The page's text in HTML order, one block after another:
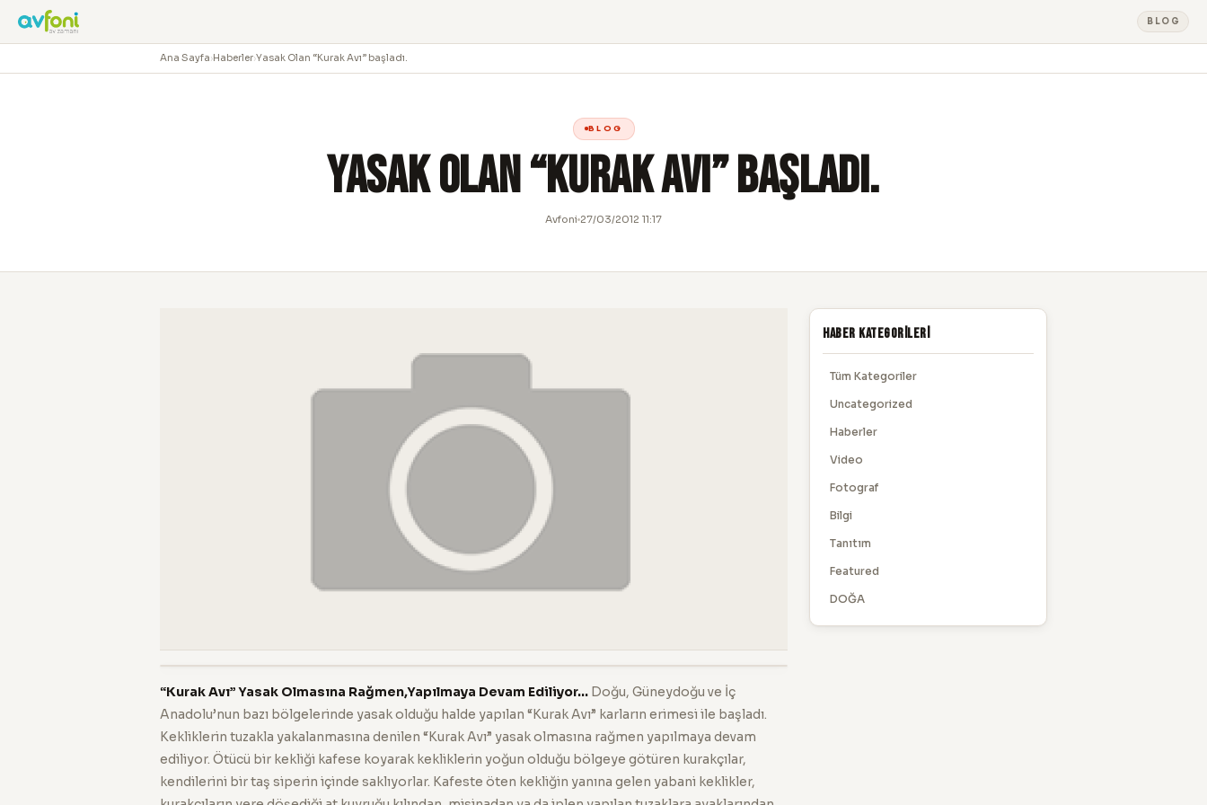
BLOG
Ana Sayfa›Haberler›Yasak Olan “Kurak Avı” başladı.
BLOG
Yasak Olan “Kurak Avı” başladı.
Avfoni 27/03/2012 11:17
“Kurak Avı” Yasak Olmasına Rağmen,Yapılmaya Devam Ediliyor... Doğu, Güneydoğu ve İç
Anadolu’nun bazı bölgelerinde yasak olduğu halde yapılan “Kurak Avı” karların erimesi ile başladı.
Kekliklerin tuzakla yakalanmasına denilen “Kurak Avı” yasak olmasına rağmen yapılmaya devam
ediliyor. Ötücü bir kekliği kafese koyarak kekliklerin yoğun olduğu bölgeye götüren kurakçılar,
kendilerini bir taş siperin içinde saklıyorlar. Kafeste öten kekliğin yanına gelen yabani keklikler,
Haber Kategorileri
Tüm Kategoriler
Uncategorized
Haberler
Video
Fotograf
Bilgi
Tanıtım
Featured
DOĞA